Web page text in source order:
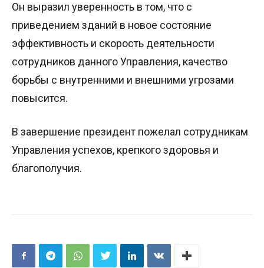
Он выразил уверенность в том, что с
приведением зданий в новое состояние
эффективность и скорость деятельности
сотрудников данного Управления, качество
борьбы с внутренними и внешними угрозами
повысится.
В завершение президент пожелал сотрудникам
Управления успехов, крепкого здоровья и
благополучия.